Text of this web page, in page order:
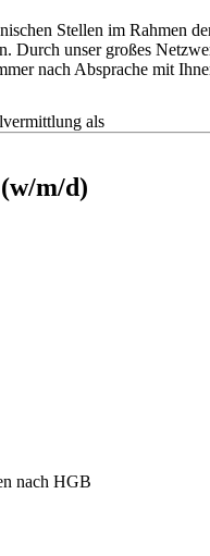
Stellen im Rahmen
unser großes
nach Absprache mit
als
m/d)
nach HGB